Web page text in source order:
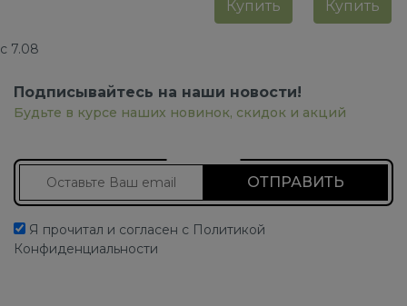
Купить Купить
с 7.08
Подписывайтесь на наши новости!
Будьте в курсе наших новинок, скидок и акций
Я прочитал и согласен с Политикой
Конфиденциальности